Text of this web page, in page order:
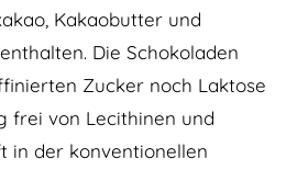
Kakaobutter und
Die Schokoladen
Zucker noch Laktose
frei von Lecithinen und
in der konventionellen